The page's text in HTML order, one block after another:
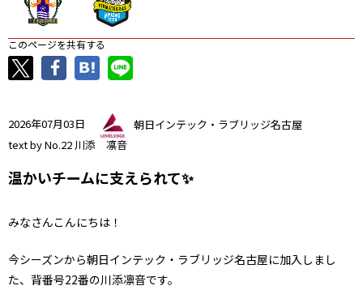
このページを共有する
2026年07月03日
朝日インテック・ラブリッジ名古屋
text by No.22 川添 凛音
温かいチームに支えられて✨️
みなさんこんにちは！
今シーズンから朝日インテック・ラブリッジ名古屋に加入しまし
た、背番号22番の川添凛音です。